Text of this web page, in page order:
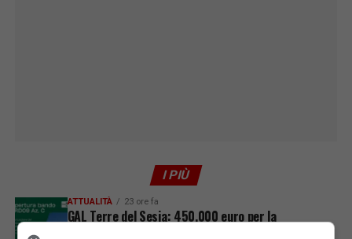
I PIÙ
ATTUALITÀ 23 ore fa
GAL Terre del Sesia: 450.000 euro per la